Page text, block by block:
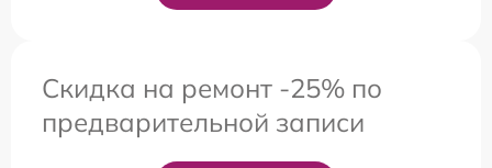
Скидка на ремонт -25% по
предварительной записи